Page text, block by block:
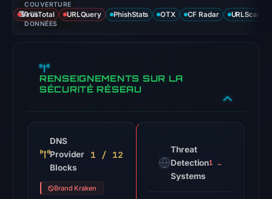
COUVERTURE
DES
DONNÉES
VirusTotal URLQuery PhishStats OTX CF Radar URLScan
RENSEIGNEMENTS SUR LA
SÉCURITÉ RÉSEAU
DNS
Provider
Blocks
1 / 12
Brand Kraken
Threat
Detection
Systems
1 alert